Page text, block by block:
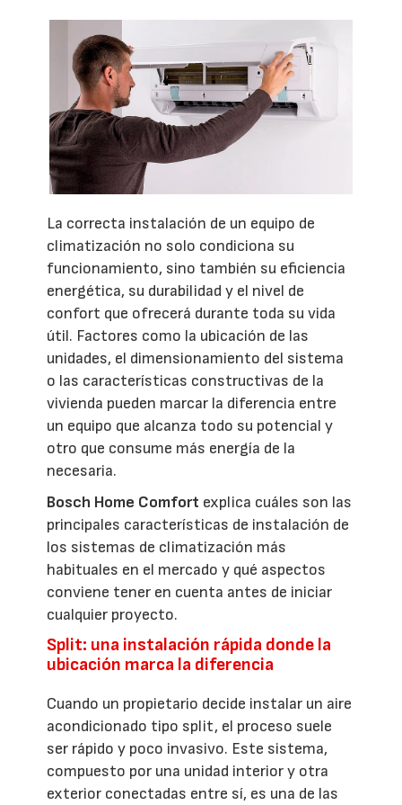
La correcta instalación de un equipo de
climatización no solo condiciona su
funcionamiento, sino también su eficiencia
energética, su durabilidad y el nivel de
confort que ofrecerá durante toda su vida
útil. Factores como la ubicación de las
unidades, el dimensionamiento del sistema
o las características constructivas de la
vivienda pueden marcar la diferencia entre
un equipo que alcanza todo su potencial y
otro que consume más energía de la
necesaria.
Bosch Home Comfort explica cuáles son las
principales características de instalación de
los sistemas de climatización más
habituales en el mercado y qué aspectos
conviene tener en cuenta antes de iniciar
cualquier proyecto.
Split: una instalación rápida donde la
ubicación marca la diferencia
Cuando un propietario decide instalar un aire
acondicionado tipo split, el proceso suele
ser rápido y poco invasivo. Este sistema,
compuesto por una unidad interior y otra
exterior conectadas entre sí, es una de las